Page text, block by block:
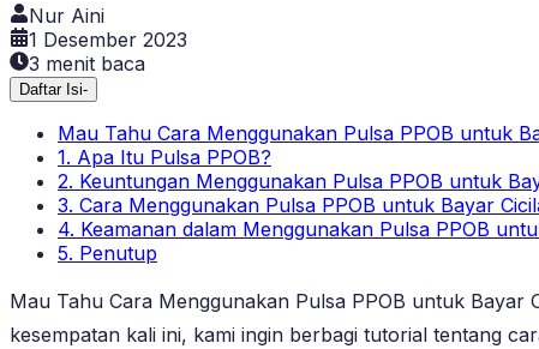
Nur Aini
1 Desember 2023
3 menit baca
Daftar Isi-
Mau Tahu Cara Menggunakan Pulsa PPOB untuk
1. Apa Itu Pulsa PPOB?
2. Keuntungan Menggunakan Pulsa PPOB untuk
3. Cara Menggunakan Pulsa PPOB untuk Bayar
4. Keamanan dalam Menggunakan Pulsa PPOB
5. Penutup
Mau Tahu Cara Menggunakan Pulsa PPOB untuk Bayar
kesempatan kali ini, kami ingin berbagi tutorial tentang